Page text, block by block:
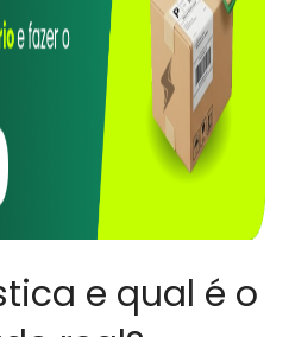
e qual é o